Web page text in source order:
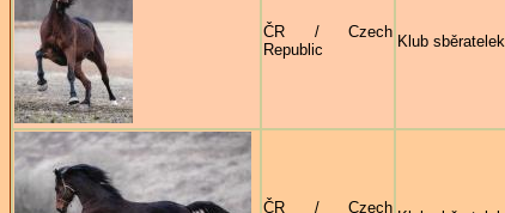
ČR / Czech
Republic
Klub sběratelek
ČR / Czech